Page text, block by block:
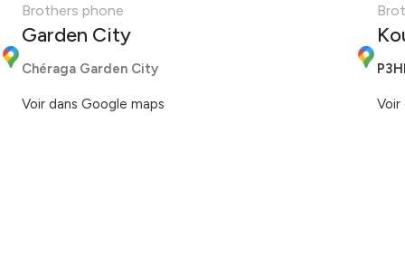
Brothers phone
Garden City
Chéraga Garden City
Voir dans Google maps Voir